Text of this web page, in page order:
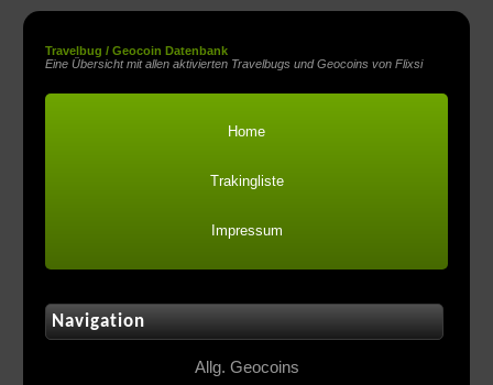
Travelbug / Geocoin Datenbank
Eine Übersicht mit allen aktivierten Travelbugs und Geocoins von Flixsi
Home
Trakingliste
Impressum
Navigation
Allg. Geocoins